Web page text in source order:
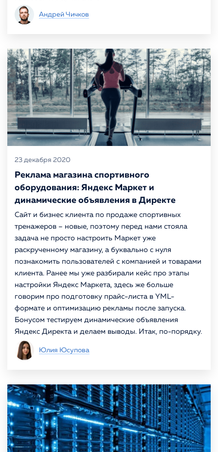
Андрей Чичков
23 декабря 2020
Реклама магазина спортивного
оборудования: Яндекс Маркет и
динамические объявления в Директе
Сайт и бизнес клиента по продаже спортивных
тренажеров – новые, поэтому перед нами стояла
задача не просто настроить Маркет уже
раскрученному магазину, а буквально с нуля
познакомить пользователей с компанией и товарами
клиента. Ранее мы уже разбирали кейс про этапы
настройки Яндекс Маркета, здесь же больше
говорим про подготовку прайс-листа в YML-
формате и оптимизацию рекламы после запуска.
Бонусом тестируем динамические объявления
Яндекс Директа и делаем выводы. Итак, по-порядку.
Юлия Юсупова